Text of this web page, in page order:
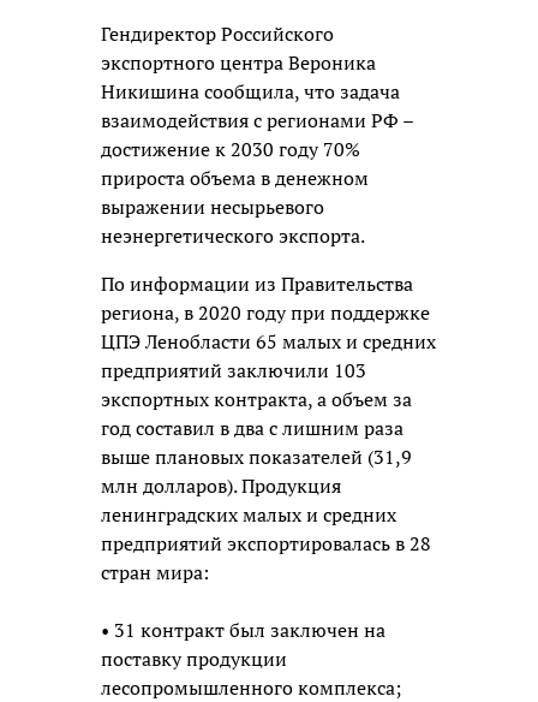
Гендиректор Российского
экспортного центра Вероника
Никишина сообщила, что задача
взаимодействия с регионами РФ –
достижение к 2030 году 70%
прироста объема в денежном
выражении несырьевого
неэнергетического экспорта.
По информации из Правительства
региона, в 2020 году при поддержке
ЦПЭ Ленобласти 65 малых и средних
предприятий заключили 103
экспортных контракта, а объем за
год составил в два с лишним раза
выше плановых показателей (31,9
млн долларов). Продукция
ленинградских малых и средних
предприятий экспортировалась в 28
стран мира:
• 31 контракт был заключен на
поставку продукции
лесопромышленного комплекса;